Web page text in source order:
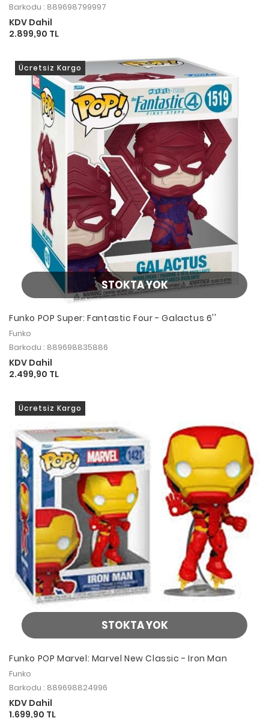
Barkodu : 889698799997
KDV Dahil
2.899,90 TL
STOKTA YOK
Ücretsiz Kargo
Funko POP Super: Fantastic Four - Galactus 6''
Funko
Barkodu : 889698835886
KDV Dahil
2.499,90 TL
STOKTA YOK
Ücretsiz Kargo
Funko POP Marvel: Marvel New Classic - Iron Man
Funko
Barkodu : 889698824996
KDV Dahil
1.699,90 TL